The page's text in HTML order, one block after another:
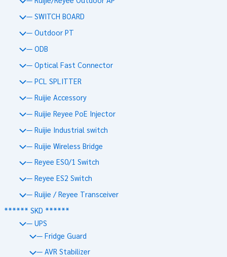
— SWITCH BOARD
— Outdoor PT
— ODB
— Optical Fast Connector
— PCL SPLITTER
— Ruijie Accessory
— Ruijie Reyee PoE Injector
— Ruijie Industrial switch
— Ruijie Wireless Bridge
— Reyee ES0/1 Switch
— Reyee ES2 Switch
— Ruijie / Reyee Transceiver
****** SKD ******
— UPS
— Fridge Guard
— AVR Stabilizer